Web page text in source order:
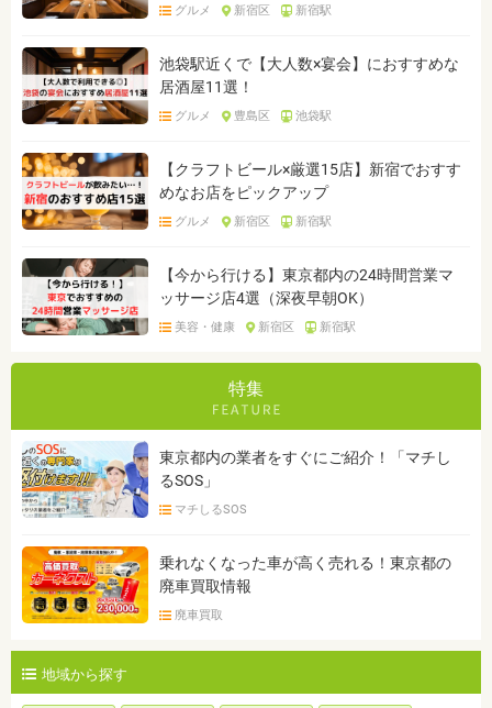
グルメ 新宿区 新宿駅
池袋駅近くで【大人数×宴会】におすすめな
居酒屋11選！
グルメ 豊島区 池袋駅
【クラフトビール×厳選15店】新宿でおすす
めなお店をピックアップ
グルメ 新宿区 新宿駅
【今から行ける】東京都内の24時間営業マ
ッサージ店4選（深夜早朝OK）
美容・健康 新宿区 新宿駅
特集
東京都内の業者をすぐにご紹介！「マチし
るSOS」
マチしるSOS
乗れなくなった車が高く売れる！東京都の
廃車買取情報
廃車買取
地域から探す